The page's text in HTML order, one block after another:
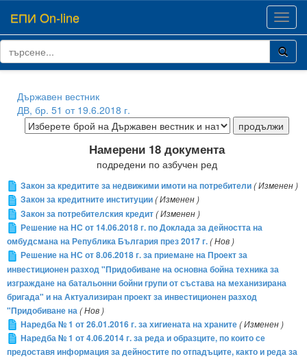
ЕПИ On-line
Държавен вестник
ДВ, бр. 51 от 19.6.2018 г.
Намерени 18 документа
подредени по азбучен ред
Закон за кредитите за недвижими имоти на потребители( Изменен )
Закон за кредитните институции( Изменен )
Закон за потребителския кредит( Изменен )
Решение на НС от 14.06.2018 г. по Доклада за дейността на
омбудсмана на Република България през 2017 г.( Нов )
Решение на НС от 8.06.2018 г. за приемане на Проект за
инвестиционен разход "Придобиване на основна бойна техника за
изграждане на батальонни бойни групи от състава на механизирана
бригада" и на Актуализиран проект за инвестиционен разход
"Придобиване на( Нов )
Наредба № 1 от 26.01.2016 г. за хигиената на храните( Изменен )
Наредба № 1 от 4.06.2014 г. за реда и образците, по които се
предоставя информация за дейностите по отпадъците, както и реда за